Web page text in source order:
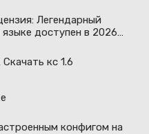
Легендарный
доступен в 2026
кс 1.6
конфигом на